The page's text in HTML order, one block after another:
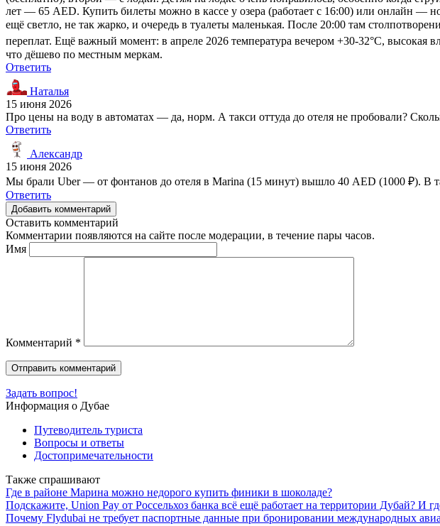
лет — 65 AED. Купить билеты можно в кассе у озера (работает с 16:00) или онлайн —
ещё светло, не так жарко, и очередь в туалеты маленькая. После 20:00 там
переплат. Ещё важный момент: в апреле 2026 температура вечером +30-32°C, высокая
что дёшево по местным меркам.
Ответить
Наталья
15 июня 2026
Про цены на воду в автоматах — да, норм. А такси оттуда до отеля не пробовали?
Ответить
Александр
15 июня 2026
Мы брали Uber — от фонтанов до отеля в Marina (15 минут) вышло 40 AED (1000 ₽). В
Ответить
Добавить комментарий
Оставить комментарий
Комментарии появляются на сайте после модерации, в течение пары часов.
Имя
Комментарий *
Задать вопрос!
Информация о Дубае
Путеводитель туриста
Вопросы и ответы
Достопримечательности
Также спрашивают
Где в районе Марина можно недорого купить финики в шоколаде?
Подскажите, Union Pay от Россельхоз банка всё ещё работает на территории Дубай? И
Почему Flydubai не требует паспортные данные при бронировании международных